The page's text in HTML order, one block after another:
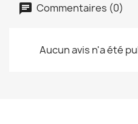
Commentaires (0)
Aucun avis n'a été